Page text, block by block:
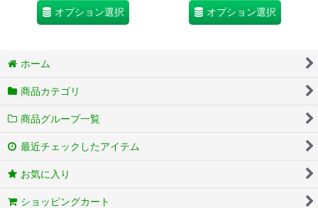
オプション選択 オプション選択
ホーム
商品カテゴリ
商品グループ一覧
最近チェックしたアイテム
お気に入り
ショッピングカート